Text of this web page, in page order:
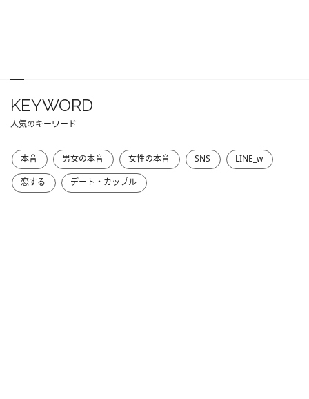
KEYWORD
人気のキーワード
本音 男女の本音 女性の本音 SNS
LINE_w
恋する
デート・カップル